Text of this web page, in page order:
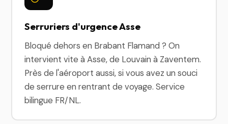
Serruriers d'urgence Asse
Bloqué dehors en Brabant Flamand ? On
intervient vite à Asse, de Louvain à Zaventem.
Près de l'aéroport aussi, si vous avez un souci
de serrure en rentrant de voyage. Service
bilingue FR/NL.